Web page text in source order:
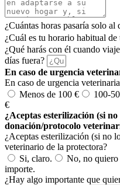
¿Cuántas horas pasaría solo al
¿Cuál es tu horario habitual de
¿Qué harás con él cuando
días fuera?
En caso de urgencia
En caso de urgencia
Menos de 100 €
100-
€
¿Aceptas esterilización (si
donación/protocolo
¿Aceptas esterilización (si no
veterinario de la protectora?
Si, claro.
No, no quiero
importe.
¿Hay algo importante que